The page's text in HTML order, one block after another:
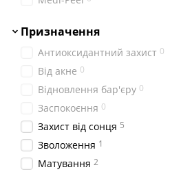
Needly 0
Purito Seoul 0
Real Barrier
ROUND LAB 1
SKIN1004 1
SKIN&LAB 0
TOCOBO 1
TRANSPARENT-LAB
Призначення
Антиоксидантний захист 0
Від акне 0
Відновлення бар'єру 0
Заспокоєння 0
Захист від сонця 5
Зволоження 1
Матування 2